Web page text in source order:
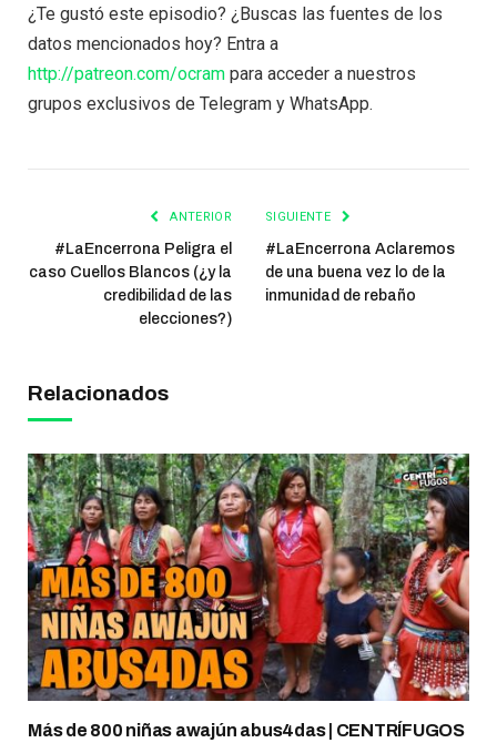
¿Te gustó este episodio? ¿Buscas las fuentes de los
datos mencionados hoy? Entra a
http://patreon.com/ocram para acceder a nuestros
grupos exclusivos de Telegram y WhatsApp.
ANTERIOR
#LaEncerrona Peligra el
caso Cuellos Blancos (¿y la
credibilidad de las
elecciones?)
SIGUIENTE
#LaEncerrona Aclaremos
de una buena vez lo de la
inmunidad de rebaño
Relacionados
Más de 800 niñas awajún abus4das | CENTRÍFUGOS